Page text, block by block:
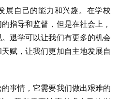
展自己的能力和兴趣。在学校
指导和监督，但是在社会上，
退学可以让我们有更多的机会
赋，让我们更加自主地发展自
事情，它需要我们做出艰难的